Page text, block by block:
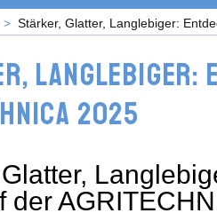
Stärker, Glatter, Langlebiger:
2025
der